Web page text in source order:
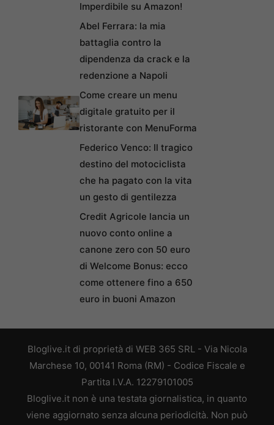
Imperdibile su Amazon!
Abel Ferrara: la mia
battaglia contro la
dipendenza da crack e la
redenzione a Napoli
Come creare un menu
digitale gratuito per il
ristorante con MenuForma
Federico Venco: Il tragico
destino del motociclista
che ha pagato con la vita
un gesto di gentilezza
Credit Agricole lancia un
nuovo conto online a
canone zero con 50 euro
di Welcome Bonus: ecco
come ottenere fino a 650
euro in buoni Amazon
Bloglive.it di proprietà di WEB 365 SRL - Via Nicola
Marchese 10, 00141 Roma (RM) - Codice Fiscale e
Partita I.V.A. 12279101005
Bloglive.it non è una testata giornalistica, in quanto
viene aggiornato senza alcuna periodicità. Non può